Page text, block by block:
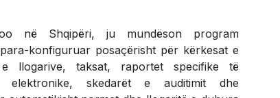
në Shqipëri, ju mundëson program
konfiguruar posaçërisht për kërkesat e
llogarive, taksat, raportet specifike të
elektronike, skedarët e auditimit dhe